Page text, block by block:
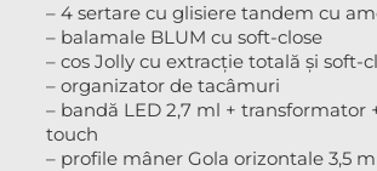
– 4 sertare cu glisiere tandem cu
– balamale BLUM cu soft-close
– cos Jolly cu extracție totală și soft-
– organizator de tacâmuri
– bandă LED 2,7 ml + transformator
touch
– profile mâner Gola orizontale 3,5